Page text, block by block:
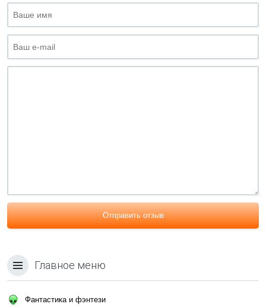
Отправить отзыв
Главное меню
Фантастика и фэнтези